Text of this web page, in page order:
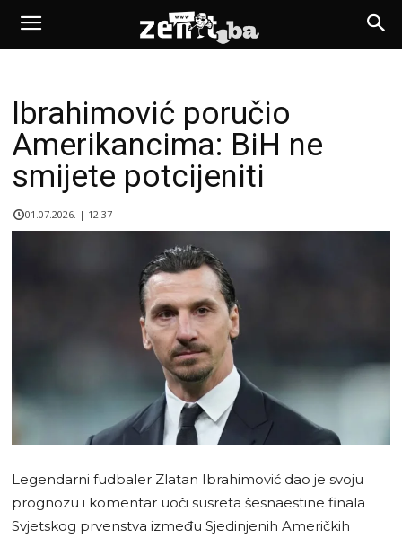
Ibrahimović poručio
Amerikancima: BiH ne
smijete potcijeniti
01.07.2026. | 12:37
Legendarni fudbaler Zlatan Ibrahimović dao je svoju
prognozu i komentar uoči susreta šesnaestine finala
Svjetskog prvenstva između Sjedinjenih Američkih